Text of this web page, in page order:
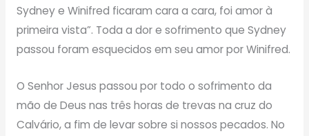
Sydney e Winifred ficaram cara a cara, foi amor à
primeira vista”. Toda a dor e sofrimento que Sydney
passou foram esquecidos em seu amor por Winifred.
O Senhor Jesus passou por todo o sofrimento da
mão de Deus nas três horas de trevas na cruz do
Calvário, a fim de levar sobre si nossos pecados. No